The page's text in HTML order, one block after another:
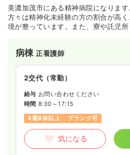
美濃加茂市にある精神病院になりま
方々は精神化未経験の方の割合が高
境が整っています。また、寮や託児
病棟正看護師
2交代（常勤）
給与 お問い合わせください
時間 8:30～17:15
4週8休以上
ブランク可
気になる